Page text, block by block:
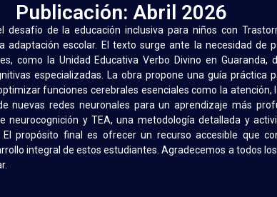
Publicación: Abril 2026
desafío de la educación inclusiva para niños con
adaptación escolar. El texto surge ante la necesidad de
como la Unidad Educativa Verbo Divino en Guaranda,
especializadas. La obra propone una guía práctica
funciones cerebrales esenciales como la
nuevas redes neuronales para un aprendizaje más
y TEA, una metodología detallada y
propósito final es ofrecer un recurso accesible que
integral de estos estudiantes. Agradecemos a todos